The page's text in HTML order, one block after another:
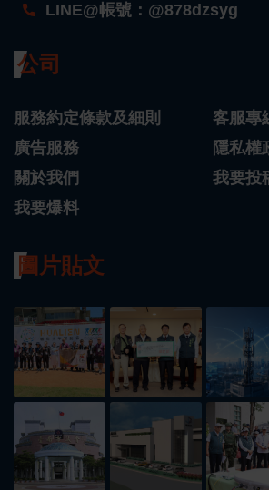
LINE@帳號：@878dzsyg
公司
服務約定條款及細則
客服專
廣告服務
隱私權
關於我們
我要投
我要爆料
圖片貼文